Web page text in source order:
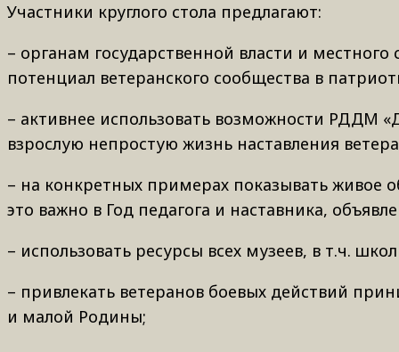
Участники круглого стола предлагают:
– органам государственной власти и
потенциал ветеранского сообщества в
– активнее использовать возможности РДДМ
взрослую непростую жизнь наставления
– на конкретных примерах показывать живое
это важно в Год педагога и наставника,
– использовать ресурсы всех музеев, в т.ч.
– привлекать ветеранов боевых действий
и малой Родины;